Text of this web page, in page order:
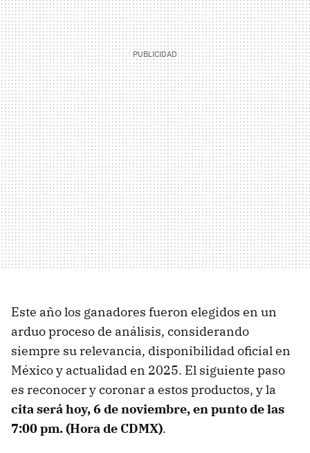
Este año los ganadores fueron elegidos en un
arduo proceso de análisis, considerando
siempre su relevancia, disponibilidad oficial en
México y actualidad en 2025. El siguiente paso
es reconocer y coronar a estos productos, y la
cita será hoy, 6 de noviembre, en punto de las
7:00 pm. (Hora de CDMX).